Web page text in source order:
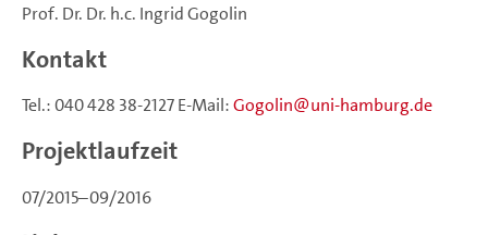
Prof. Dr. Dr. h.c. Ingrid Gogolin
Kontakt
Tel.: 040 428 38-2127 E-Mail:Gogolin uni-hamburg.de
Projektlaufzeit
07/2015–09/2016